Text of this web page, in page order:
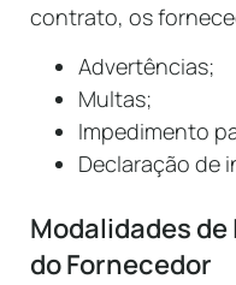
contrato, os
Advertências;
Multas;
Impedimento
Declaração de
Modalidades
do Fornecedor